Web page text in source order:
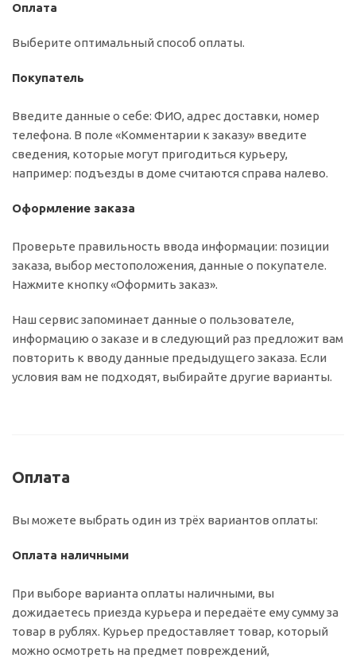
Оплата
Выберите оптимальный способ оплаты.
Покупатель
Введите данные о себе: ФИО, адрес доставки, номер
телефона. В поле «Комментарии к заказу» введите
сведения, которые могут пригодиться курьеру,
например: подъезды в доме считаются справа налево.
Оформление заказа
Проверьте правильность ввода информации: позиции
заказа, выбор местоположения, данные о покупателе.
Нажмите кнопку «Оформить заказ».
Наш сервис запоминает данные о пользователе,
информацию о заказе и в следующий раз предложит вам
повторить к вводу данные предыдущего заказа. Если
условия вам не подходят, выбирайте другие варианты.
Оплата
Вы можете выбрать один из трёх вариантов оплаты:
Оплата наличными
При выборе варианта оплаты наличными, вы
дожидаетесь приезда курьера и передаёте ему сумму за
товар в рублях. Курьер предоставляет товар, который
можно осмотреть на предмет повреждений,